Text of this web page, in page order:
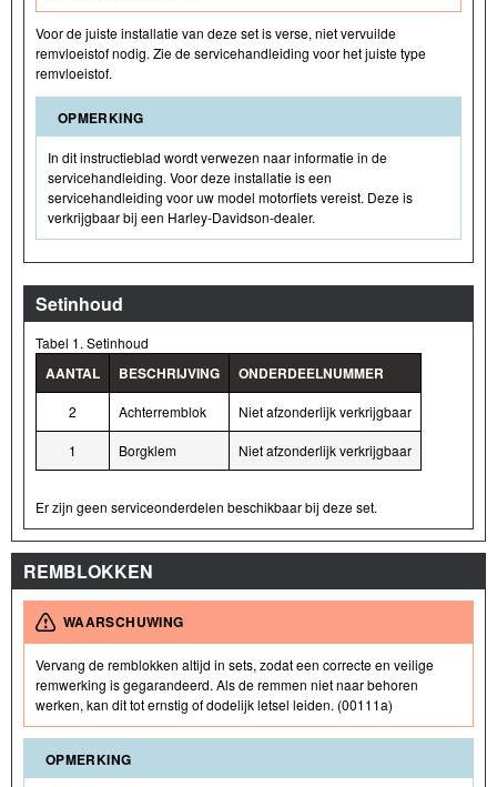
Voor de juiste installatie van deze set is verse, niet vervuilde
remvloeistof nodig. Zie de servicehandleiding voor het juiste type
remvloeistof.
OPMERKING
In dit instructieblad wordt verwezen naar informatie in de
servicehandleiding. Voor deze installatie is een
servicehandleiding voor uw model motorfiets vereist. Deze is
verkrijgbaar bij een Harley-Davidson-dealer.
Setinhoud
Tabel 1. Setinhoud
AANTAL BESCHRIJVING ONDERDEELNUMMER
2 Achterremblok Niet afzonderlijk ver krijgbaar
1 Borgklem Niet afzonderlijk ver krijgbaar
Er zijn geen serviceonderdelen beschikbaar bij deze set.
REMBLOKKEN
WAARSCHUWING
Vervang de remblokken altijd in sets, zodat een correcte en veilige
remwerking is gegarandeerd. Als de remmen niet naar behoren
werken, kan dit tot ernstig of dodelijk letsel leiden. (00111a)
OPMERKING